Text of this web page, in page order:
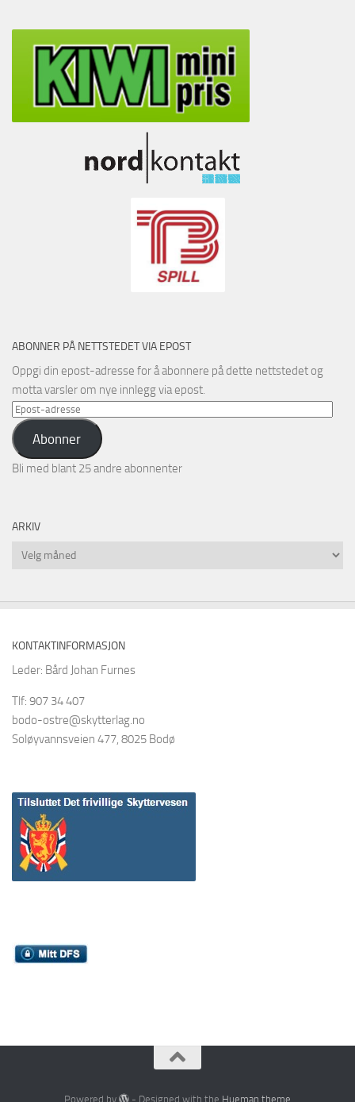
ABONNER PÅ NETTSTEDET VIA EPOST
Oppgi din epost-adresse for å abonnere på dette nettstedet og
motta varsler om nye innlegg via epost.
Epost-
adresse
Abonner
Bli med blant 25 andre abonnenter
ARKIV
Arkiv
KONTAKTINFORMASJON
Leder: Bård Johan Furnes
Tlf: 907 34 407
bodo-ostre@skytterlag.no
Soløyvannsveien 477, 8025 Bodø
Powered by - Designed with the Hueman theme